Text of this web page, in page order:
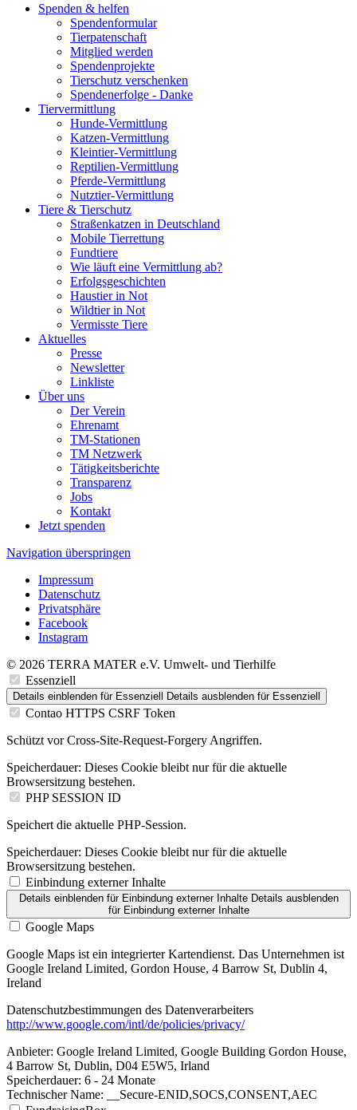
Spenden & helfen
Spendenformular
Tierpatenschaft
Mitglied werden
Spendenprojekte
Tierschutz verschenken
Spendenerfolge - Danke
Tiervermittlung
Hunde-Vermittlung
Katzen-Vermittlung
Kleintier-Vermittlung
Reptilien-Vermittlung
Pferde-Vermittlung
Nutztier-Vermittlung
Tiere & Tierschutz
Straßenkatzen in Deutschland
Mobile Tierrettung
Fundtiere
Wie läuft eine Vermittlung ab?
Erfolgsgeschichten
Haustier in Not
Wildtier in Not
Vermisste Tiere
Aktuelles
Presse
Newsletter
Linkliste
Über uns
Der Verein
Ehrenamt
TM-Stationen
TM Netzwerk
Tätigkeitsberichte
Transparenz
Jobs
Kontakt
Jetzt spenden
Navigation überspringen
Impressum
Datenschutz
Privatsphäre
Facebook
Instagram
© 2026 TERRA MATER e.V. Umwelt- und Tierhilfe
Essenziell
Details einblenden für Essenziell Details ausblenden für Essenziell
Contao HTTPS CSRF Token
Schützt vor Cross-Site-Request-Forgery Angriffen.
Speicherdauer: Dieses Cookie bleibt nur für die aktuelle
Browsersitzung bestehen.
PHP SESSION ID
Speichert die aktuelle PHP-Session.
Speicherdauer: Dieses Cookie bleibt nur für die aktuelle
Browsersitzung bestehen.
Einbindung externer Inhalte
Details einblendenfür Einbindung externer Inhalte Details ausblenden
für Einbindung externer Inhalte
Google Maps
Google Maps ist ein integrierter Kartendienst. Das Unternehmen ist
Google Ireland Limited, Gordon House, 4 Barrow St, Dublin 4,
Ireland
Datenschutzbestimmungen des Datenverarbeiters
http://www.google.com/intl/de/policies/privacy/
Anbieter: Google Ireland Limited, Google Building Gordon House,
4 Barrow St, Dublin, D04 E5W5, Irland
Speicherdauer: 6 - 24 Monate
Technischer Name: __Secure-ENID,SOCS,CONSENT,AEC